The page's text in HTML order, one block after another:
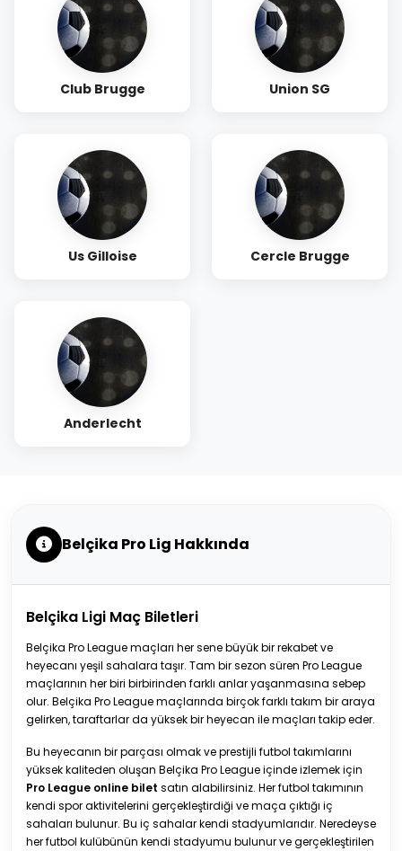
Club Brugge Union SG
Us Gilloise Cercle Brugge
Anderlecht
Belçika Pro Lig Hakkında
Belçika Ligi Maç Biletleri
Belçika Pro League maçları her sene büyük bir rekabet ve
heyecanı yeşil sahalara taşır. Tam bir sezon süren Pro League
maçlarının her biri birbirinden farklı anlar yaşanmasına sebep
olur. Belçika Pro League maçlarında birçok farklı takım bir araya
gelirken, taraftarlar da yüksek bir heyecan ile maçları takip eder.
Bu heyecanın bir parçası olmak ve prestijli futbol takımlarını
yüksek kaliteden oluşan Belçika Pro League içinde izlemek için
Pro League online bilet satın alabilirsiniz. Her futbol takımının
kendi spor aktivitelerini gerçekleştirdiği ve maça çıktığı iç
sahaları bulunur. Bu iç sahalar kendi stadyumlarıdır. Neredeyse
her futbol kulübünün kendi stadyumu bulunur ve gerçekleştirilen